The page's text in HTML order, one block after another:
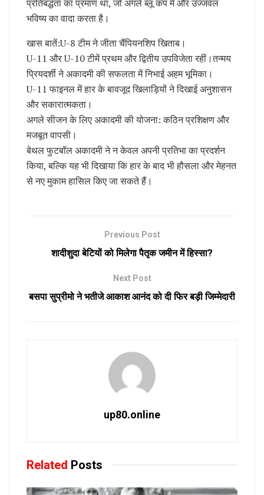
प्रतिबद्धता का प्रमाण था, जो अगले ब्लू कप में और उज्जवल
भविष्य का वादा करता है।
खास बातें:U-8 टीम ने जीता चैंपियनशिप खिताब।
U-11 और U-10 टीमें प्रथम और द्वितीय उपविजेता रहीं।तन्मय
प्रियदर्शी ने अकादमी की सफलता में निभाई अहम भूमिका।
U-11 फाइनल में हार के बावजूद खिलाड़ियों ने दिखाई अनुशासन
और सकारात्मकता।
अगले सीजन के लिए अकादमी की योजना: कठिन प्रशिक्षण और
मजबूत वापसी।
बेथल फुटबॉल अकादमी ने न केवल अपनी प्रतिभा का प्रदर्शन
किया, बल्कि यह भी दिखाया कि हार के बाद भी हौसला और मेहनत
से नए मुकाम हासिल किए जा सकते हैं।
Previous Post
शादीशुदा बेटियों को मिलेगा पैतृक जमीन में हिस्सा?
Next Post
बसपा सुप्रीमो ने भतीजे आकाश आनंद को दी फिर बड़ी जिम्मेदारी
up80.online
Related Posts